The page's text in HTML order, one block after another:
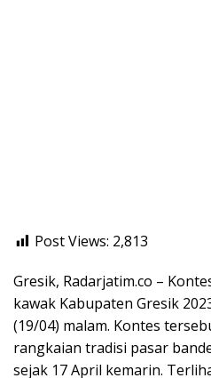
Post Views: 2,813
Gresik, Radarjatim.co –
kawak Kabupaten Gresik
(19/04) malam. Kontes
rangkaian tradisi pasar
sejak 17 April kemarin.